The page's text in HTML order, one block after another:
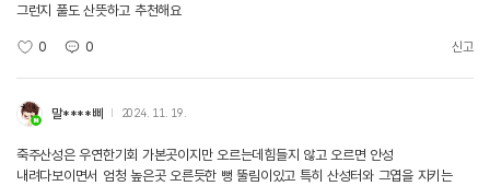
그런지 풀도 산뜻하고 추천해요
0 0 신고
말****삐 2024. 11. 19.
죽주산성은 우연한기회 가본곳이지만 오르는데힘들지 않고 오르면 안성
내려다보이면서 엄청 높은곳 오른듯한 뻥 뚤림이있고 특히 산성터와 그엽을 지키는